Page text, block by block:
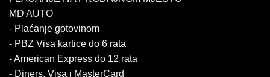
MD AUTO
- Plaćanje gotovinom
- PBZ Visa kartice do 6 rata
- American Express do 12 rata
- Diners, Visa i MasterCard